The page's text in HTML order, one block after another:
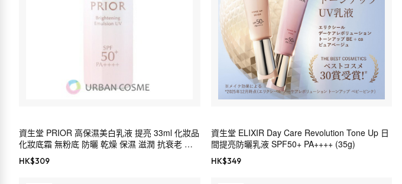
資生堂 PRIOR 高保濕美白乳液 提亮 33ml 化妝品
化妝底霜 無粉底 防曬 乾燥 保濕 滋潤 抗衰老 黑
色素 色斑 雀斑 傳明酸 敏感肌 乾燥肌 30代 40代
50代 60代
HK$309
資生堂 ELIXIR Day Care Revolution Tone Up 日
間提亮防曬乳液 SPF50+ PA++++ (35g)
HK$349